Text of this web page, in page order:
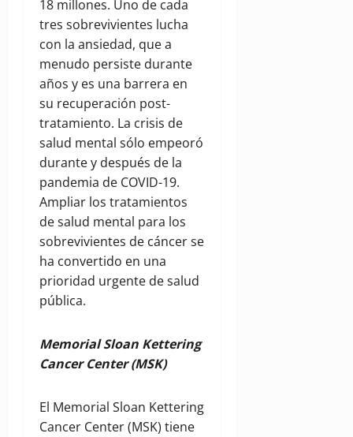
18 millones. Uno de cada
tres sobrevivientes lucha
con la ansiedad, que a
menudo persiste durante
años y es una barrera en
su recuperación post-
tratamiento. La crisis de
salud mental sólo empeoró
durante y después de la
pandemia de COVID-19.
Ampliar los tratamientos
de salud mental para los
sobrevivientes de cáncer se
ha convertido en una
prioridad urgente de salud
pública.
Memorial Sloan Kettering
Cancer Center (MSK)
El Memorial Sloan Kettering
Cancer Center (MSK) tiene